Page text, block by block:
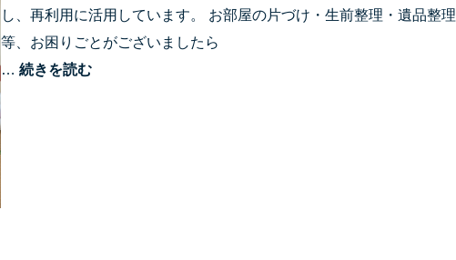
し、再利用に活用しています。 お部屋の片づけ・生前整理・遺品整理
等、お困りごとがございましたら
…続きを読む